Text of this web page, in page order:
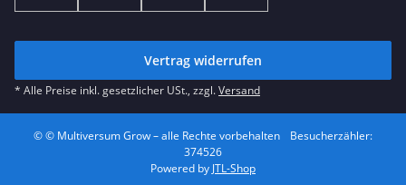
Vertrag widerrufen
* Alle Preise inkl. gesetzlicher USt., zzgl.Versand
© © Multiversum Grow – alle Rechte vorbehalten
Besucherzähler:
374526
Powered by JTL-Shop